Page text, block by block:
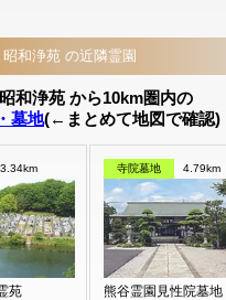
和浄苑 の近隣霊園
和浄苑 から10km圏内の
墓地(←まとめて地図で確認)
3.34km
苑
寺院墓地 4.79km
熊谷霊園見性院墓地